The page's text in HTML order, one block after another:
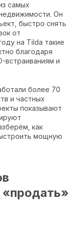
самых
Он
быстро снять
от
на Tilda такие
благодаря
встраиваниям и
более 70
и частных
показывают
как
мощную